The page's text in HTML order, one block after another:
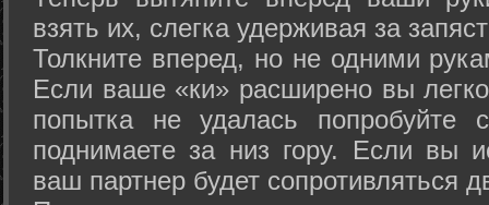
взять их, слегка удерживая за
Толкните вперед, но не одними
Если ваше «ки» расширено вы
попытка не удалась попробуйте
поднимаете за низ гору. Если вы
ваш партнер будет сопротивляться